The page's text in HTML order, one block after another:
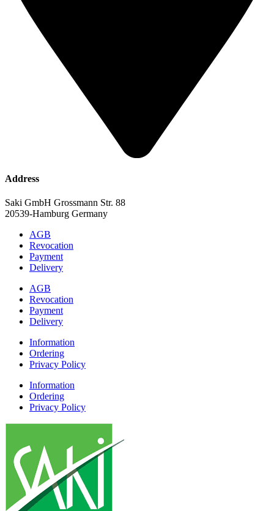
Address
Saki GmbH Grossmann Str. 88
20539-Hamburg Germany
AGB
Revocation
Payment
Delivery
AGB
Revocation
Payment
Delivery
Information
Ordering
Privacy Policy
Information
Ordering
Privacy Policy